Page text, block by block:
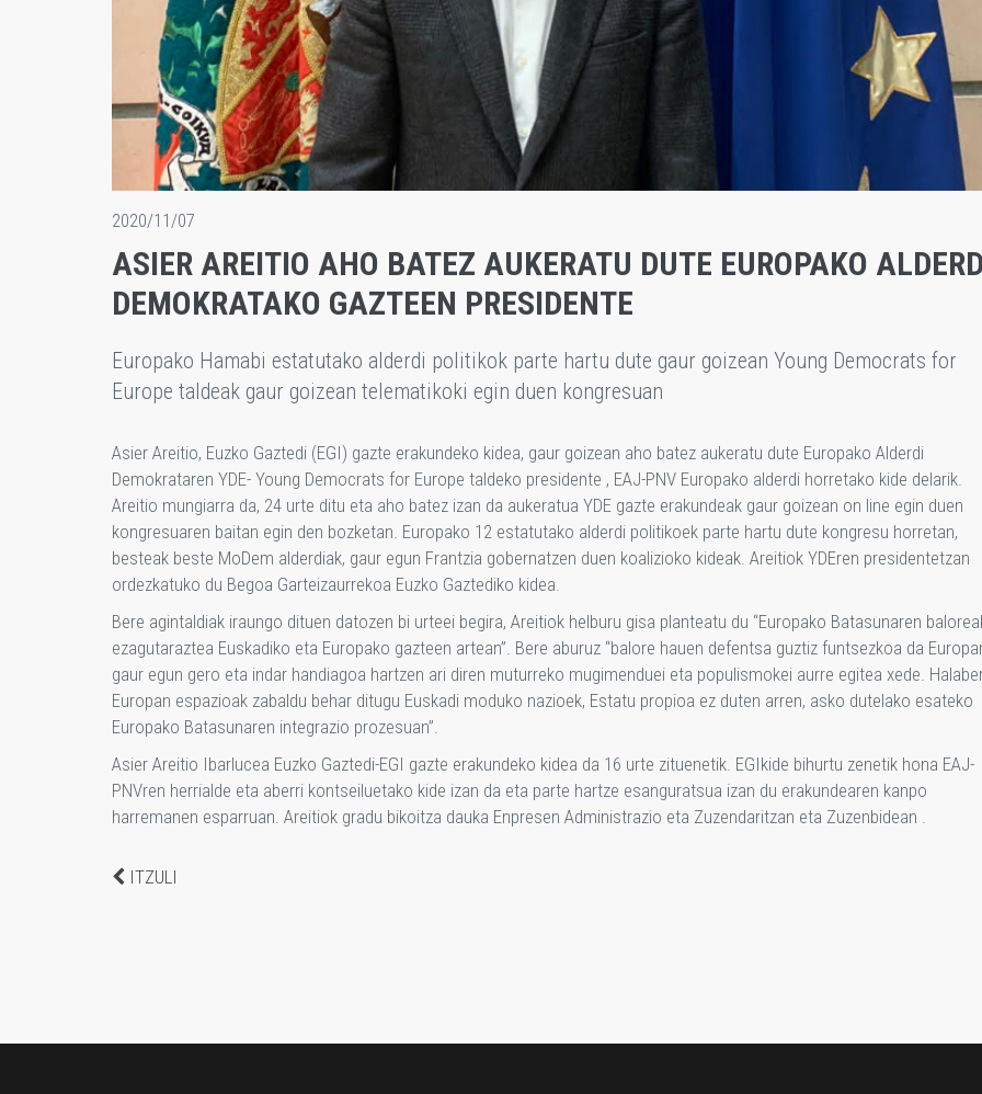
2020/11/07
ASIER AREITIO AHO BATEZ AUKERATU DUTE EUROPAKO
DEMOKRATAKO GAZTEEN PRESIDENTE
Europako Hamabi estatutako alderdi politikok parte hartu dute gaur goizean Young Democrats for
Europe taldeak gaur goizean telematikoki egin duen kongresuan
Asier Areitio, Euzko Gaztedi (EGI) gazte erakundeko kidea, gaur goizean aho batez aukeratu dute Europako Alderdi
Demokrataren YDE- Young Democrats for Europe taldeko presidente , EAJ-PNV Europako alderdi horretako kide delarik.
Areitio mungiarra da, 24 urte ditu eta aho batez izan da aukeratua YDE gazte erakundeak gaur goizean on line egin duen
kongresuaren baitan egin den bozketan. Europako 12 estatutako alderdi politikoek parte hartu dute kongresu horretan,
besteak beste MoDem alderdiak, gaur egun Frantzia gobernatzen duen koalizioko kideak. Areitiok YDEren presidentetzan
ordezkatuko du Begoa Garteizaurrekoa Euzko Gaztediko kidea.
Bere agintaldiak iraungo dituen datozen bi urteei begira, Areitiok helburu gisa planteatu du “Europako Batasunaren
ezagutaraztea Euskadiko eta Europako gazteen artean”. Bere aburuz “balore hauen defentsa guztiz funtsezkoa da
gaur egun gero eta indar handiagoa hartzen ari diren muturreko mugimenduei eta populismokei aurre egitea xede.
Europan espazioak zabaldu behar ditugu Euskadi moduko nazioek, Estatu propioa ez duten arren, asko dutelako esateko
Europako Batasunaren integrazio prozesuan”.
Asier Areitio Ibarlucea Euzko Gaztedi-EGI gazte erakundeko kidea da 16 urte zituenetik. EGIkide bihurtu zenetik hona EAJ-
PNVren herrialde eta aberri kontseiluetako kide izan da eta parte hartze esanguratsua izan du erakundearen kanpo
harremanen esparruan. Areitiok gradu bikoitza dauka Enpresen Administrazio eta Zuzendaritzan eta Zuzenbidean .
ITZULI